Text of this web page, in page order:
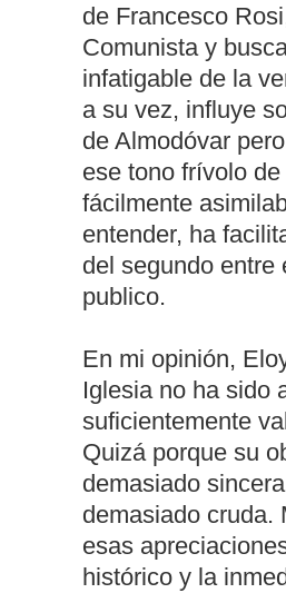
de Francesco
Comunista y
infatigable de la
a su vez, influye
de Almodóvar
ese tono frívolo
fácilmente
entender, ha
del segundo entre
publico.
En mi opinión,
Iglesia no ha sido
suficientemente
Quizá porque su
demasiado
demasiado cruda.
esas
histórico y la